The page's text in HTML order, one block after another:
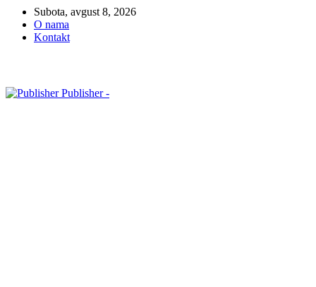
Subota, avgust 8, 2026
O nama
Kontakt
Publisher -